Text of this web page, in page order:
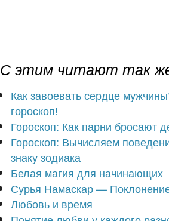
С этим читают так
Как завоевать сердце
гороскоп!
Гороскоп: Как парни бросают
Гороскоп: Вычисляем
знаку зодиака
Белая магия для начинающих
Сурья Намаскар —
Любовь и время